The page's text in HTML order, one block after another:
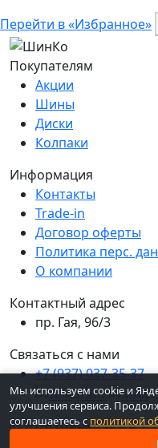
Перейти в «Избранное»
Покупателям
Акции
Шины
Диски
Колпаки
Информация
Контакты
Trade-in
Договор оферты
Политика перс.
О компании
Контактный адрес
пр. Гая, 96/3
Связаться с нами
+7 (937) 037-35-37
© 2026 ШинКо Всё в 1.
Мы используем cookie и
улучшения сервиса.
соглашаетесь с политикой